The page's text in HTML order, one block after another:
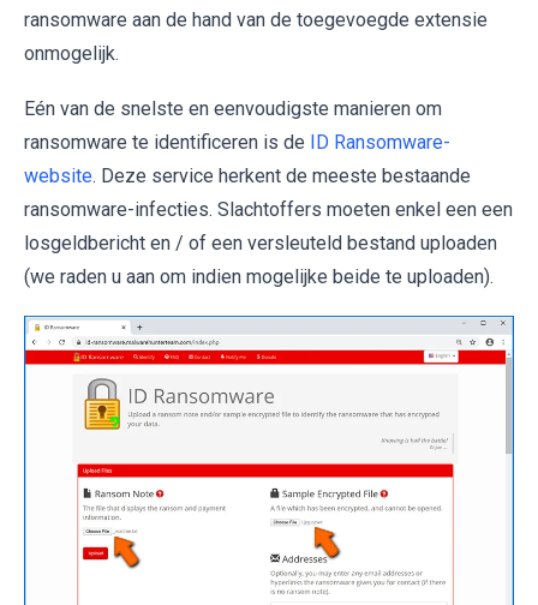
ransomware aan de hand van de toegevoegde extensie
onmogelijk.
Eén van de snelste en eenvoudigste manieren om
ransomware te identificeren is de
ID Ransomware-
website. Deze service herkent de meeste bestaande
ransomware-infecties. Slachtoffers moeten enkel een een
losgeldbericht en / of een versleuteld bestand uploaden
(we raden u aan om indien mogelijke beide te uploaden).